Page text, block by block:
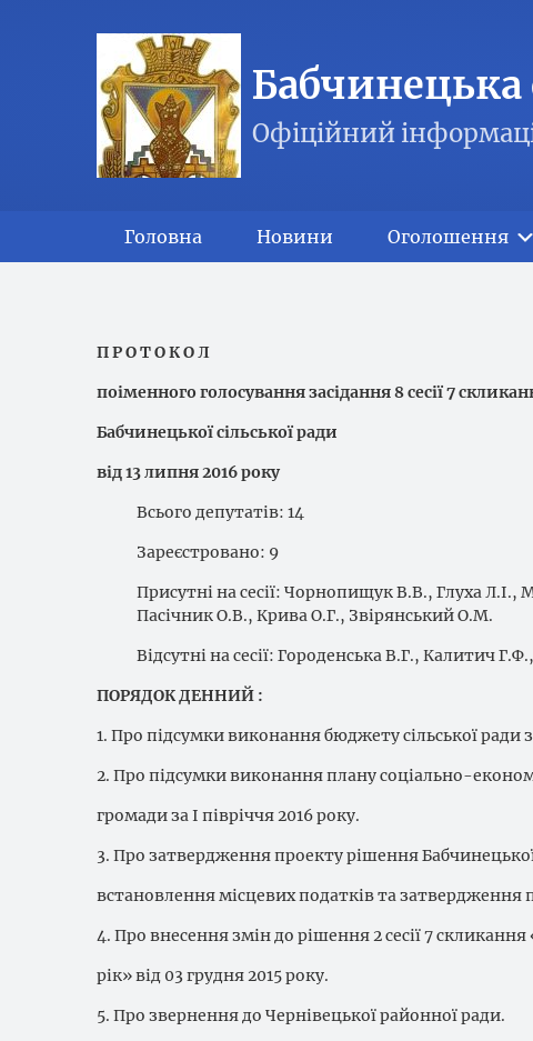
Бабчинецька
Офіційний
Головна Новини Оголошення
П Р О Т О К О Л
поіменного голосування засідання 8 сесії 7
Бабчинецької сільської ради
від 13 липня 2016 року
Всього депутатів: 14
Зареєстровано: 9
Присутні на сесії: Чорнопищук В.В., Глуха
Пасічник О.В., Крива О.Г., Звірянський О.М.
Відсутні на сесії: Городенська В.Г., Калитич
ПОРЯДОК ДЕННИЙ :
1. Про підсумки виконання бюджету сільської ради
2. Про підсумки виконання плану соціально-
громади за І півріччя 2016 року.
3. Про затвердження проекту рішення
встановлення місцевих податків та затвердження
4. Про внесення змін до рішення 2 сесії 7
рік» від 03 грудня 2015 року.
5. Про звернення до Чернівецької районної ради.